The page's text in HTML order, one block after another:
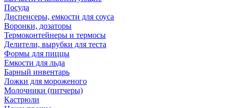
Посуда
Диспенсеры, емкости для соуса
Воронки, дозаторы
Термоконтейнеры и термосы
Делители, вырубки для теста
Формы для пиццы
Емкости для льда
Барный инвентарь
Ложки для мороженого
Молочники (питчеры)
Кастрюли